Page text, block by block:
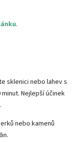
.
sklenici nebo lahev s
Nejlepší účinek
nebo kamenů